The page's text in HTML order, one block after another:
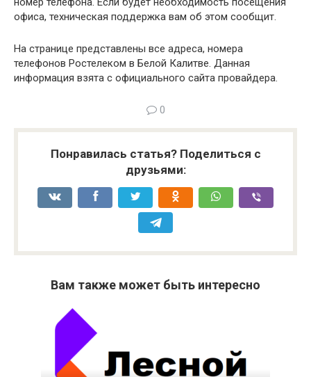
офиса, техническая поддержка вам об этом сообщит.
На странице представлены все адреса, номера
телефонов Ростелеком в Белой Калитве. Данная
информация взята с официального сайта провайдера.
0
Понравилась статья? Поделиться с
друзьями:
Вам также может быть интересно